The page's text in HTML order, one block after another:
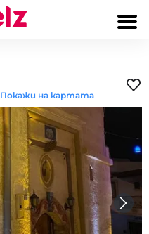
Покажи на картата